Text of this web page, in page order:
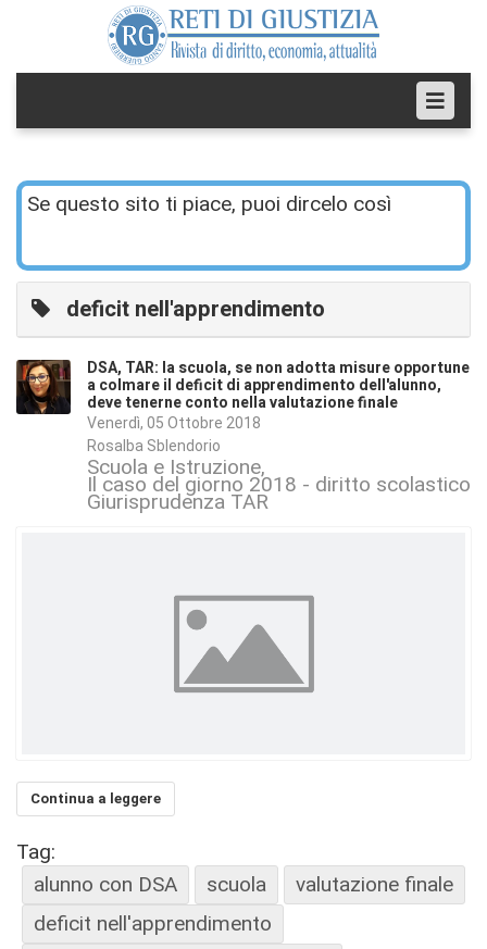
Se questo sito ti piace, puoi dircelo così
deficit nell'apprendimento
DSA, TAR: la scuola, se non adotta misure opportune
a colmare il deficit di apprendimento dell'alunno,
deve tenerne conto nella valutazione finale
Venerdì, 05 Ottobre 2018
Rosalba Sblendorio
Scuola e Istruzione
Il caso del giorno 2018 - diritto scolastico
Giurisprudenza TAR
Continua a leggere
Tag:
alunno con DSA
scuola
valutazione finale
deficit nell'apprendimento